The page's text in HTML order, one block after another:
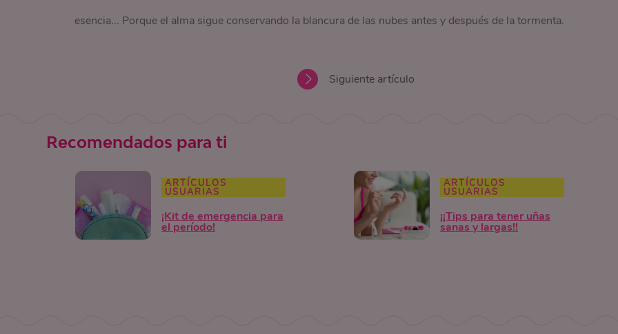
esencia... Porque el alma sigue conservando la blancura de las nubes antes y después de la tormenta.
Siguiente artículo
Recomendados para ti
ARTÍCULOS
USUARIAS
¡Kit de emergencia para
el período!
ARTÍCULOS
USUARIAS
¡¡Tips para tener uñas
sanas y largas!!